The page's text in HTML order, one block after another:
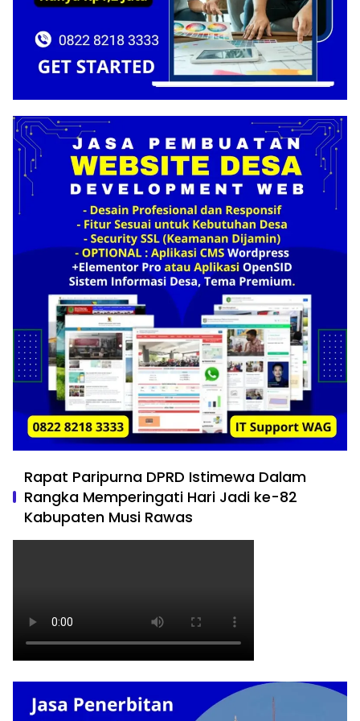
Rapat Paripurna DPRD Istimewa Dalam
Rangka Memperingati Hari Jadi ke-82
Kabupaten Musi Rawas